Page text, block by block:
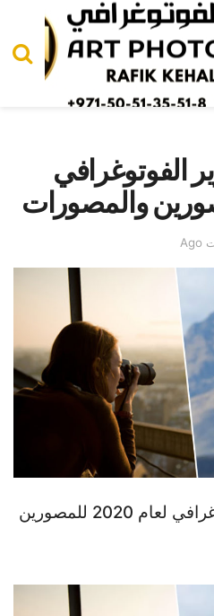
الفوتوغرافي
افضل منح التصوير الفوتوغرافي لعام 2020 للمصورين